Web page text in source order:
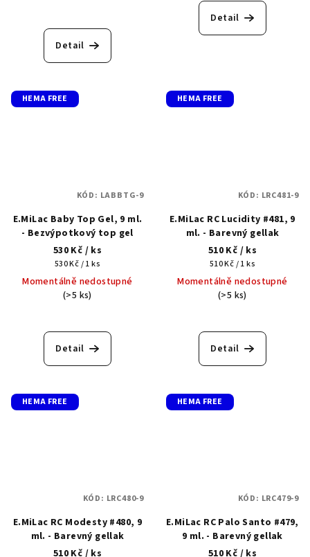
Detail
Detail
HEMA FREE
E.MiLac Baby Top Gel, 9 ml.
- Bezvýpotkový top gel
530 Kč / ks
Měrná
cena:
530 Kč / 1 ks
Momentálně nedostupné
(>5 ks)
Detail
KÓD: LABBTG-9
HEMA FREE
E.MiLac RC Lucidity #481, 9
ml. - Barevný gellak
510 Kč / ks
Měrná
cena:
510 Kč / 1 ks
Momentálně nedostupné
(>5 ks)
Detail
KÓD: LRC481-9
HEMA FREE
E.MiLac RC Modesty #480, 9
ml. - Barevný gellak
510 Kč / ks
KÓD: LRC480-9
HEMA FREE
E.MiLac RC Palo Santo #479,
9 ml. - Barevný gellak
510 Kč / ks
KÓD: LRC479-9